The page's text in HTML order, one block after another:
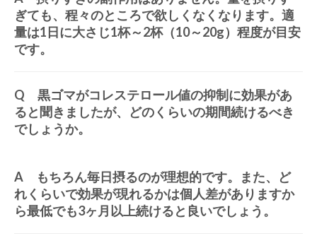
ぎても、程々のところで欲しくなくなります。適
量は1日に大さじ1杯～2杯（10～20g）程度が目安
です。
Q 黒ゴマがコレステロール値の抑制に効果があ
ると聞きましたが、どのくらいの期間続けるべき
でしょうか。
A もちろん毎日摂るのが理想的です。また、ど
れくらいで効果が現れるかは個人差がありますか
ら最低でも3ヶ月以上続けると良いでしょう。